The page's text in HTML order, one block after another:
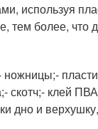
используя
тем более, что
ножницы;-
скотч;- клей
и верхушку,